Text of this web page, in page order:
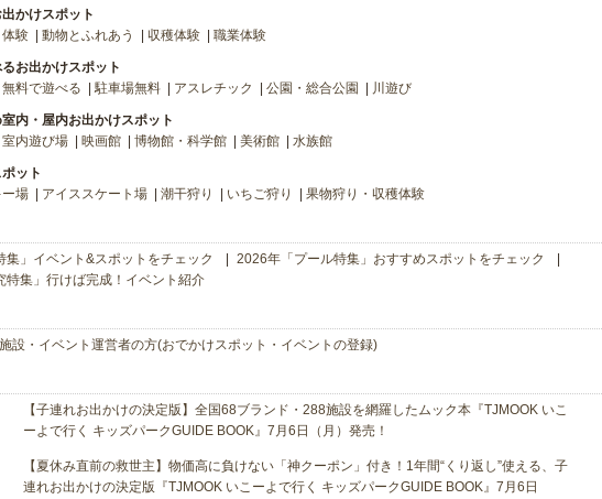
かけスポット
験 動物とふれあう 収穫体験 職業体験
お出かけスポット
無料で遊べる 駐車場無料 アスレチック 公園・総合公園 川遊び
内・屋内お出かけスポット
室内遊び場 映画館 博物館・科学館 美術館 水族館
ット
場 アイススケート場 潮干狩り いちご狩り 果物狩り・収穫体験
集」イベント&スポットをチェック
2026年「プール特集」おすすめスポットをチェック
特集」行けば完成！イベント紹介
施設・イベント運営者の方(おでかけスポット・イベントの登録)
【子連れお出かけの決定版】全国68ブランド・288施設を網羅したムック本『TJMOOK いこ
ーよで行く キッズパークGUIDE BOOK』7月6日（月）発売！
【夏休み直前の救世主】物価高に負けない「神クーポン」付き！1年間“くり返し”使える、子
連れお出かけの決定版『TJMOOK いこーよで行く キッズパークGUIDE BOOK』7月6日